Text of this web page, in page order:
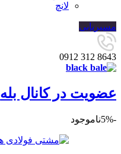
لانچ
مسیریابی
8643 312 0912
عضویت در کانال بله
-5% ناموجود